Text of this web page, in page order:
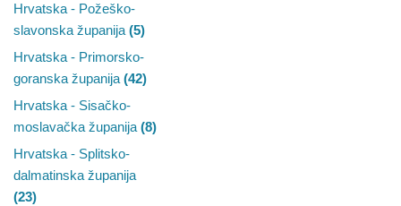
Hrvatska - Požeško-
slavonska županija (5)
Hrvatska - Primorsko-
goranska županija (42)
Hrvatska - Sisačko-
moslavačka županija (8)
Hrvatska - Splitsko-
dalmatinska županija
(23)